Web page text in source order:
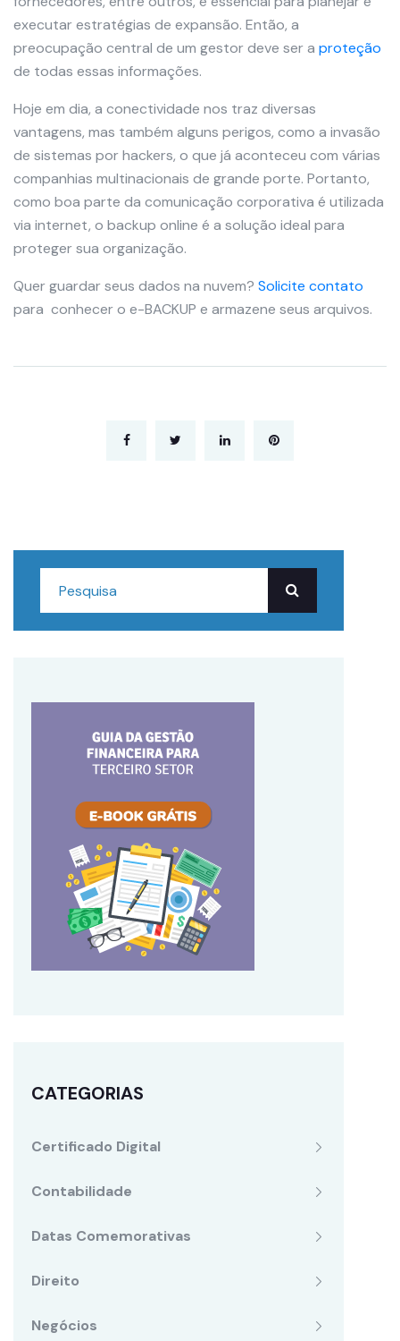
executar estratégias de expansão. Então, a
preocupação central de um gestor deve ser a proteção
de todas essas informações.
Hoje em dia, a conectividade nos traz diversas
vantagens, mas também alguns perigos, como a invasão
de sistemas por hackers, o que já aconteceu com várias
companhias multinacionais de grande porte. Portanto,
como boa parte da comunicação corporativa é utilizada
via internet, o backup online é a solução ideal para
proteger sua organização.
Quer guardar seus dados na nuvem? Solicite contato
para conhecer o e-BACKUP e armazene seus arquivos.
CATEGORIAS
Certificado Digital
Contabilidade
Datas Comemorativas
Direito
Negócios